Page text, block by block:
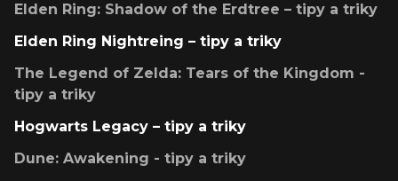
Elden Ring: Shadow of the Erdtree – tipy a triky
Elden Ring Nightreing – tipy a triky
The Legend of Zelda: Tears of the Kingdom -
tipy a triky
Hogwarts Legacy – tipy a triky
Dune: Awakening - tipy a triky